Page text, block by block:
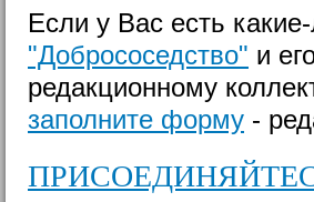
Если у Вас есть
"Добрососедство" и
редакционному
заполните форму -